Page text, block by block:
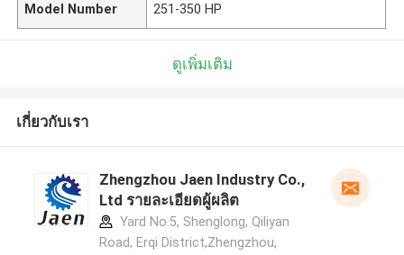
Model Number 251-350 HP
ดูเพิ่มเติม
เกี่ยวกับเรา
Zhengzhou Jaen Industry Co.,
Ltd รายละเอียดผู้ผลิต
Yard No.5, Shenglong, Qiliyan
Road, Erqi District,Zhengzhou,